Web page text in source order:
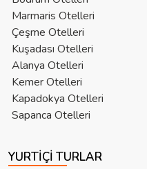
Marmaris Otelleri
Çeşme Otelleri
Kuşadası Otelleri
Alanya Otelleri
Kemer Otelleri
Kapadokya Otelleri
Sapanca Otelleri
YURTIÇI TURLAR